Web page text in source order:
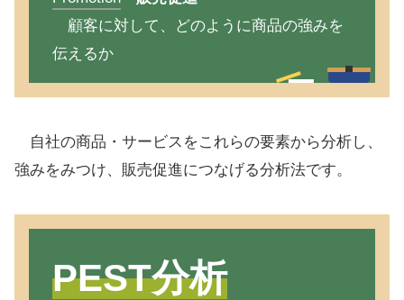
顧客に対して、どのように商品の強みを
伝えるか
自社の商品・サービスをこれらの要素から分析し、
強みをみつけ、販売促進につなげる分析法です。
PEST分析